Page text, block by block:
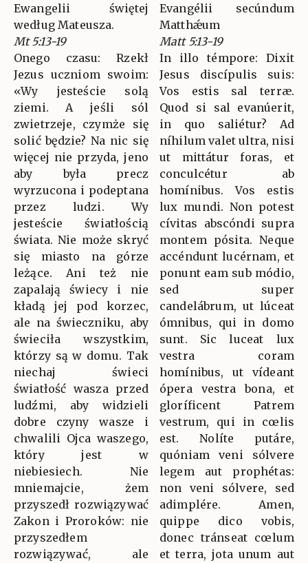
Ewangelii świętej
według Mateusza.
Mt 5:13-19
Onego czasu: Rzekł
Jezus uczniom swoim:
«Wy jesteście solą
ziemi. A jeśli sól
zwietrzeje, czymże się
solić będzie? Na nic się
więcej nie przyda, jeno
aby była precz
wyrzucona i podeptana
przez ludzi. Wy
jesteście światłością
świata. Nie może skryć
się miasto na górze
leżące. Ani też nie
zapalają świecy i nie
kładą jej pod korzec,
ale na świeczniku, aby
świeciła wszystkim,
którzy są w domu. Tak
niechaj świeci
światłość wasza przed
ludźmi, aby widzieli
dobre czyny wasze i
chwalili Ojca waszego,
który jest w
niebiesiech. Nie
mniemajcie, żem
przyszedł rozwiązywać
Zakon i Proroków: nie
przyszedłem
rozwiązywać, ale
Evangélii secúndum
Matthǽum
Matt 5:13-19
In illo témpore: Dixit
Jesus discípulis suis:
Vos estis sal terræ.
Quod si sal evanúerit,
in quo saliétur? Ad
níhilum valet ultra, nisi
ut mittátur foras, et
conculcétur ab
homínibus. Vos estis
lux mundi. Non potest
cívitas abscóndi supra
montem pósita. Neque
accéndunt lucérnam, et
ponunt eam sub módio,
sed super
candelábrum, ut lúceat
ómnibus, qui in domo
sunt. Sic luceat lux
vestra coram
homínibus, ut vídeant
ópera vestra bona, et
gloríficent Patrem
vestrum, qui in cœlis
est. Nolíte putáre,
quóniam veni sólvere
legem aut prophétas:
non veni sólvere, sed
adimplére. Amen,
quippe dico vobis,
donec tránseat cœlum
et terra, jota unum aut